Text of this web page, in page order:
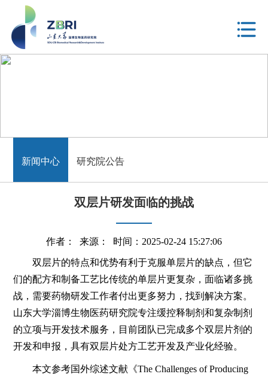
新闻中心 研究院公告
双层片研发面临的挑战
作者： 来源： 时间：2025-02-24 15:27:06
双层片的特点和优势有利于克服单层片的缺点，但它
们的配方和制备工艺比传统的单层片更复杂，面临诸多挑
战，需要药物研发工作者付出更多努力，找到解决方案。
山东大学淄博生物医药研究院专注缓控释制剂和复杂制剂
的立项与开发技术服务，目前团队已完成多个双层片剂的
开发和申报，具有双层片处方工艺开发及产业化经验。
本文参考国外综述文献《The Challenges of Producing